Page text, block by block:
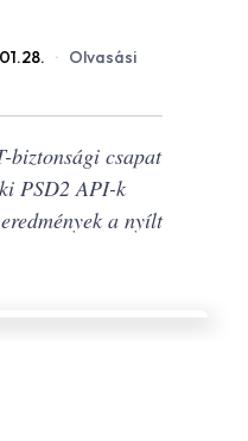
· Olvasási
biztonsági csapat
PSD2 API-k
a nyílt